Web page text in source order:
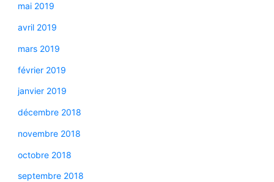
mai 2019
avril 2019
mars 2019
février 2019
janvier 2019
décembre 2018
novembre 2018
octobre 2018
septembre 2018